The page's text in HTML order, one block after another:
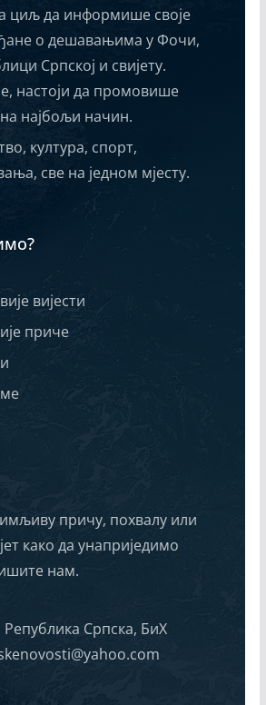
циљ да информише своје
о дешавањима у Фочи,
Српској и свијету.
настоји да промовише
најбољи начин.
култура, спорт,
све на једном мјесту.
вијести
приче
причу, похвалу или
како да унаприједимо
нам.
Српска, БиХ